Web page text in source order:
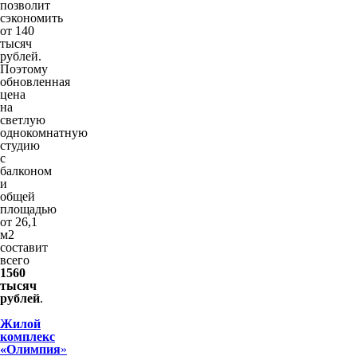
позволит
сэкономить
от 140
тысяч
рублей.
Поэтому
обновленная
цена
на
светлую
однокомнатную
студию
с
балконом
и
общей
площадью
от 26,1
м2
составит
всего
1560
тысяч
рублей.
Жилой
комплекс
«Олимпия»